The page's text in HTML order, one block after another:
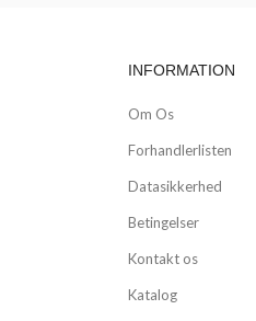
INFORMATION
Om Os
Forhandlerlisten
Datasikkerhed
Betingelser
Kontakt os
Katalog